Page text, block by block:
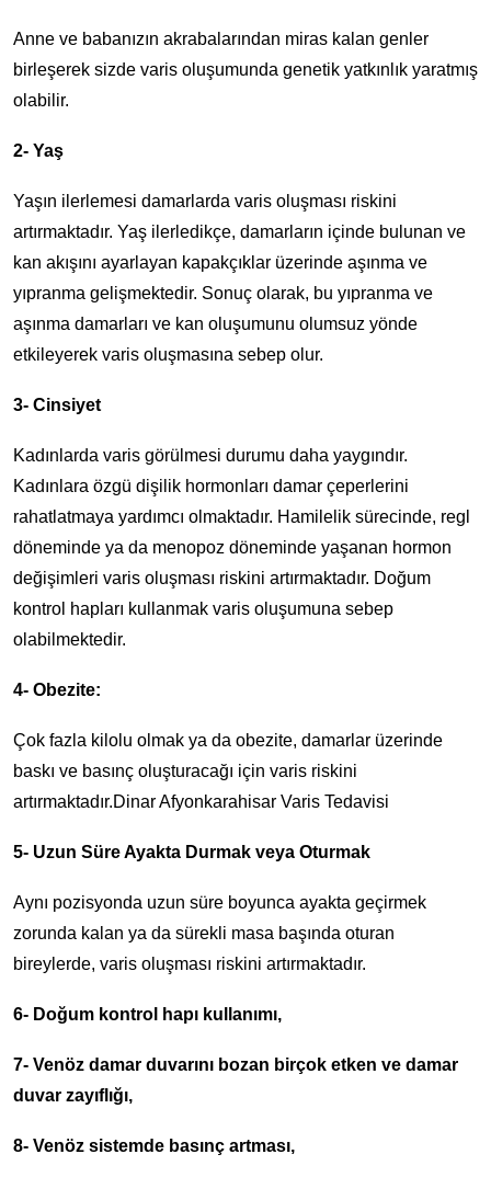
Anne ve babanızın akrabalarından miras kalan genler
birleşerek sizde varis oluşumunda genetik yatkınlık yaratmış
olabilir.
2- Yaş
Yaşın ilerlemesi damarlarda varis oluşması riskini
artırmaktadır. Yaş ilerledikçe, damarların içinde bulunan ve
kan akışını ayarlayan kapakçıklar üzerinde aşınma ve
yıpranma gelişmektedir. Sonuç olarak, bu yıpranma ve
aşınma damarları ve kan oluşumunu olumsuz yönde
etkileyerek varis oluşmasına sebep olur.
3- Cinsiyet
Kadınlarda varis görülmesi durumu daha yaygındır.
Kadınlara özgü dişilik hormonları damar çeperlerini
rahatlatmaya yardımcı olmaktadır. Hamilelik sürecinde, regl
döneminde ya da menopoz döneminde yaşanan hormon
değişimleri varis oluşması riskini artırmaktadır. Doğum
kontrol hapları kullanmak varis oluşumuna sebep
olabilmektedir.
4- Obezite:
Çok fazla kilolu olmak ya da obezite, damarlar üzerinde
baskı ve basınç oluşturacağı için varis riskini
artırmaktadır.Dinar Afyonkarahisar Varis Tedavisi
5- Uzun Süre Ayakta Durmak veya Oturmak
Aynı pozisyonda uzun süre boyunca ayakta geçirmek
zorunda kalan ya da sürekli masa başında oturan
bireylerde, varis oluşması riskini artırmaktadır.
6- Doğum kontrol hapı kullanımı,
7- Venöz damar duvarını bozan birçok etken ve damar
duvar zayıflığı,
8- Venöz sistemde basınç artması,